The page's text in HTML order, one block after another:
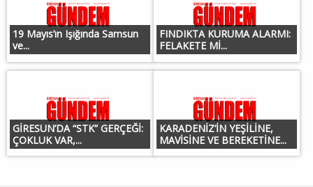
19 Mayıs’ın Işığında Samsun
ve...
FINDIKTA KURUMA ALARMI:
FELAKETE Mİ...
GİRESUN’DA “STK” GERÇEĞİ:
ÇOKLUK VAR,...
KARADENİZ’İN YEŞİLİNE,
MAVİSİNE VE BEREKETİNE...